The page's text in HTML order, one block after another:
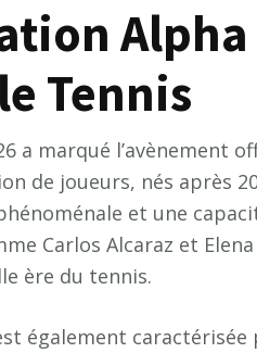
Tennis
a marqué l’avènement
de joueurs, nés après
et une
Carlos Alcaraz et
ère du tennis.
également